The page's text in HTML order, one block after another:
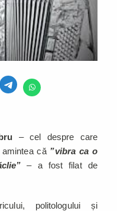
– cel despre care
că ”vibra ca o
– a fost filat de
politologului și